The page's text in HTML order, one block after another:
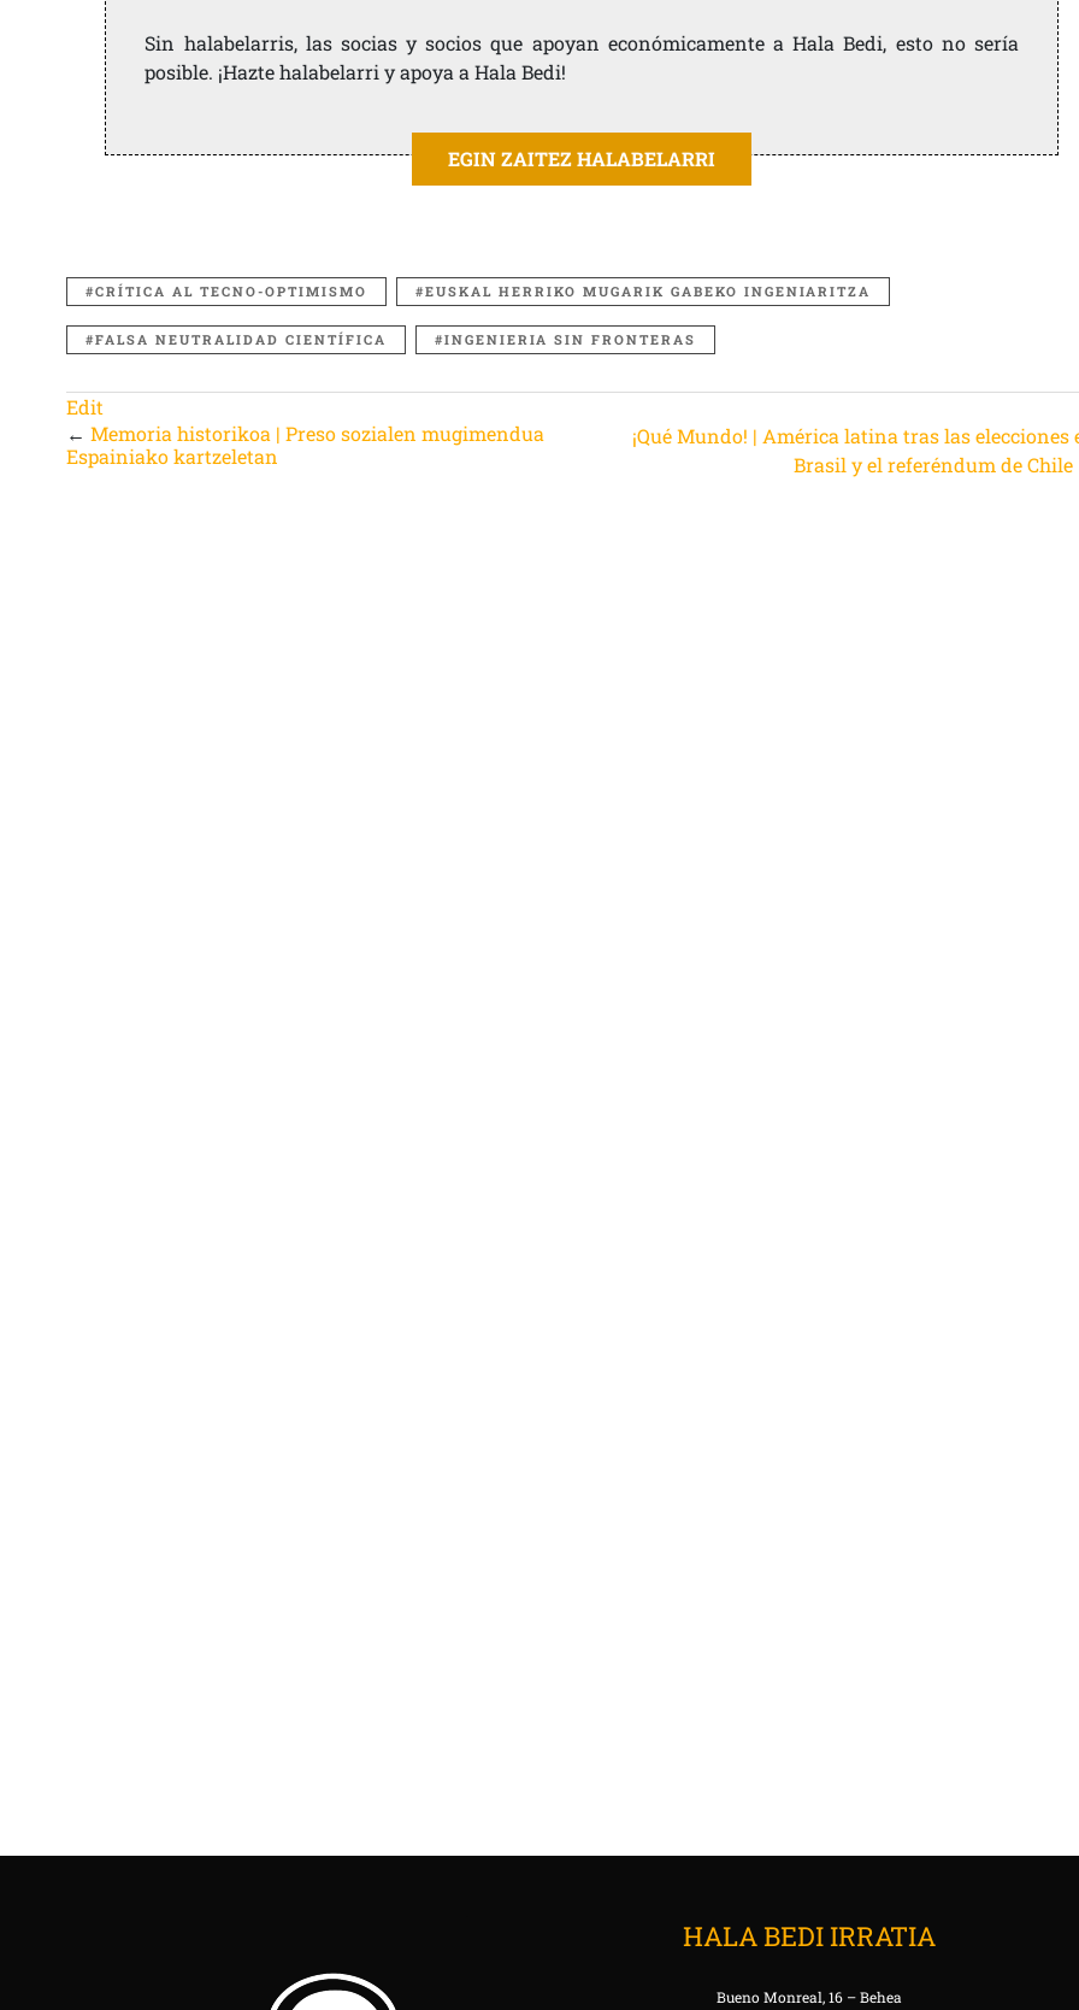
Sin halabelarris, las socias y socios que apoyan económicamente a Hala Bedi, esto no sería
posible. ¡Hazte halabelarri y apoya a Hala Bedi!
EGIN ZAITEZ HALABELARRI
CRÍTICA AL TECNO-OPTIMISMO EUSKAL HERRIKO MUGARIK GABEKO INGENIARITZA
FALSA NEUTRALIDAD CIENTÍFICA INGENIERIA SIN FRONTERAS
Edit
←Memoria historikoa | Preso sozialen mugimendua
Espainiako kartzeletan
¡Qué Mundo! | América latina tras las elecciones
Brasil y el referéndum de Chile
HALA BEDI IRRATIA
Bueno Monreal, 16 – Behea